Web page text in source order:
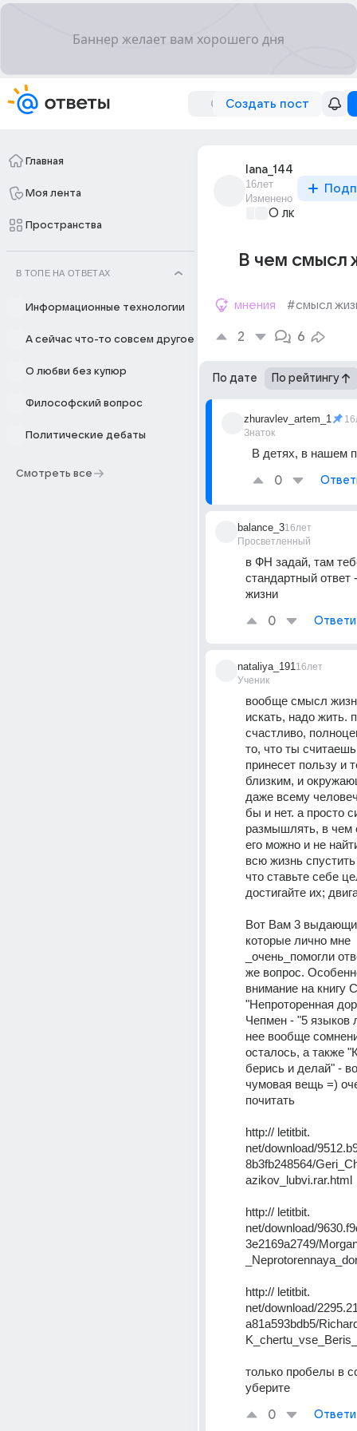
Создать пост
Главная
Моя лента
Пространства
В ТОПЕ НА ОТВЕТАХ
Информационные технологии
А сейчас что-то совсем другое
О любви без купюр
Философский вопрос
Политические дебаты
Смотреть все
lana_144
16лет
Изменено
О любви без
В чем смысл
мнения #смысл
2 6
По дате По рейтингу
zhuravlev_artem_1
Знаток
В детях, в нашем
0
balance_3
Просветленный
16лет
в ФН задай, там
стандартный ответ
жизни
0
nataliya_191
Ученик
16лет
вообще смысл
искать, надо жить.
счастливо,
то, что ты
принесет пользу и
близким, и
даже всему
бы и нет. а просто
размышлять, в чем
его можно и не
всю жизнь
что ставьте себе
Вот Вам 3
которые лично мне
_очень_помогли
же вопрос.
внимание на книгу
"Непроторенная
Чепмен - "5 языков
нее вообще
осталось, а также
берись и делай" -
чумовая вещь =)
почитать
http:// letitbit.
net/download/
8b3fb248564/
azikov_lubvi.rar.html
http:// letitbit.
net/download/
3e2169a2749/
http:// letitbit.
net/download/
a81a593bdb5/
только пробелы в
уберите
0